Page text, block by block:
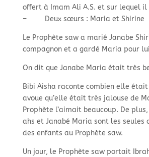
offert à Imam Ali A.S. et sur lequel
–Deux sœurs : Maria et Shirine
Le Prophète saw a marié Janabe
compagnon et a gardé Maria pour
On dit que Janabe Maria était très
Bibi Aisha raconte combien elle
avoue qu’elle était très jalouse de
Prophète l’aimait beaucoup. De
ahs et Janabé Maria sont les seules
des enfants au Prophète saw.
Un jour, le Prophète saw portait